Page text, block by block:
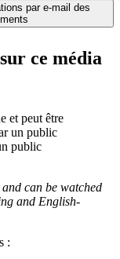
par e-mail des
ce média
et peut être
un public
public
can be watched
and English-
: